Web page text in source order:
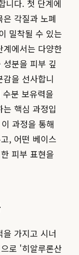
니다. 첫 단계에
각질과 노폐
밀착될 수 있는
에서는 다양한
분을 피부 깊
을 선사합니
분 보유력을
핵심 과정입
과정을 통해
, 어떤 베이스
피부 표현을
가지고 시너
로 '히알루론산